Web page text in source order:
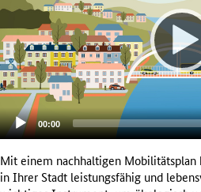
Aktueller
Zeitpunkt
00:00
Mit einem nachhaltigen Mobilitätsplan
in Ihrer Stadt leistungsfähig und